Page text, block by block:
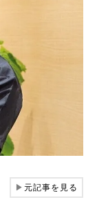
▶元記事を見る